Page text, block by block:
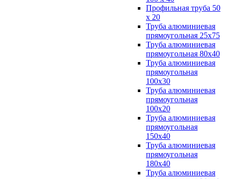
Профильная труба 50
х 20
Труба алюминиевая
прямоугольная 25х75
Труба алюминиевая
прямоугольная 80х40
Труба алюминиевая
прямоугольная
100x30
Труба алюминиевая
прямоугольная
100х20
Труба алюминиевая
прямоугольная
150x40
Труба алюминиевая
прямоугольная
180x40
Труба алюминиевая